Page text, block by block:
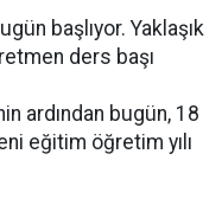
başlıyor. Yaklaşık
ders başı
ardından bugün, 18
eğitim öğretim yılı